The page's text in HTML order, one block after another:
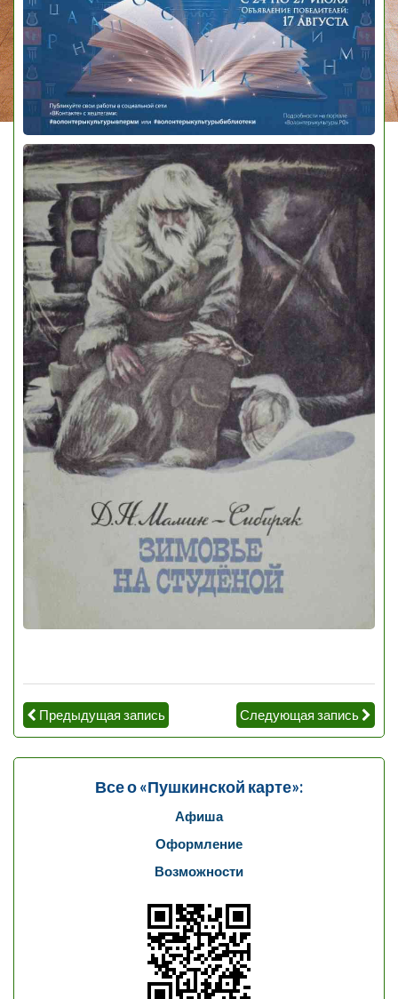
Предыдущая запись Следующая запись
Все о «Пушкинской карте»:
Афиша
Оформление
Возможности